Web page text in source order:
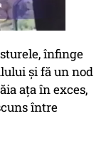
înfinge
și fă un nod
ața în exces,
între